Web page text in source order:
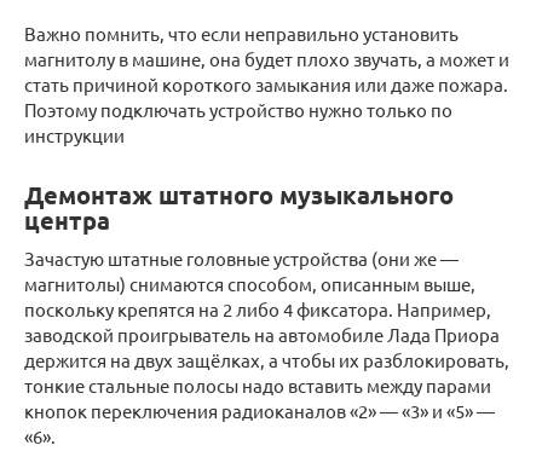
Важно помнить, что если неправильно установить
магнитолу в машине, она будет плохо звучать, а может и
стать причиной короткого замыкания или даже пожара.
Поэтому подключать устройство нужно только по
инструкции
Демонтаж штатного музыкального
центра
Зачастую штатные головные устройства (они же —
магнитолы) снимаются способом, описанным выше,
поскольку крепятся на 2 либо 4 фиксатора. Например,
заводской проигрыватель на автомобиле Лада Приора
держится на двух защёлках, а чтобы их разблокировать,
тонкие стальные полосы надо вставить между парами
кнопок переключения радиоканалов «2» — «3» и «5» —
«6».